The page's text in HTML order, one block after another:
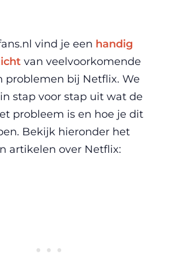
vind je een handig
van veelvoorkomende
problemen bij Netflix. We
stap voor stap uit wat de
probleem is en hoe je dit
Bekijk hieronder het
artikelen over Netflix: